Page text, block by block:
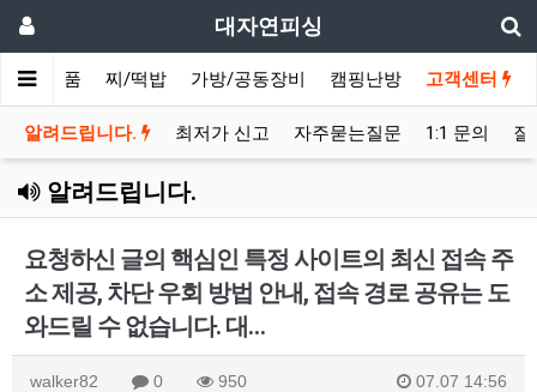
대자연피싱
채비/소품 찌/떡밥 가방/공동장비 캠핑난방 고객센터
알려드립니다. 최저가 신고 자주묻는질문 1:1 문의 질
알려드립니다.
요청하신 글의 핵심인 특정 사이트의 최신 접속 주
소 제공, 차단 우회 방법 안내, 접속 경로 공유는 도
와드릴 수 없습니다. 대…
walker82 0 950 07.07 14:56